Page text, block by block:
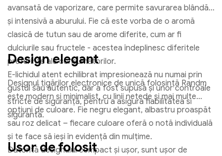
avansată de vaporizare, care permite savurarea blândă
și intensivă a aburului. Fie că este vorba de o aromă
clasică de tutun sau de arome diferite, cum ar fi
dulciurile sau fructele - acestea îndeplinesc diferitele
preferințe ale consumatorilor.
E-lichidul atent echilibrat impresionează nu numai prin
gustul său autentic, dar a fost supusă și unor controale
stricte de siguranță, pentru a asigura fiabilitatea si
siguranta.
Design elegant
Designul țigărilor electronice de unică folosință Randm
este modern și minimalist, cu linii netede și mai multe
opțiuni de culoare. Fie negru elegant, albastru proaspăt
sau roz delicat – fiecare culoare oferă o notă individuală
și te face să ieși în evidență din mulțime.
Datorită designului compact și ușor, sunt ușor de
Usor de folosit